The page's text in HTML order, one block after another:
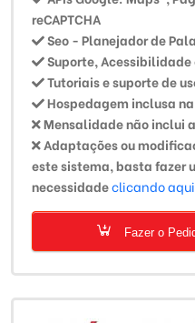
reCAPTCHA
Seo - Planejador de
Suporte, Acessibilidade
Tutoriais e suporte de
Hospedagem inclusa na
Mensalidade não inclui
Adaptações ou
este sistema, basta fazer
necessidadeclicando
Fazer o